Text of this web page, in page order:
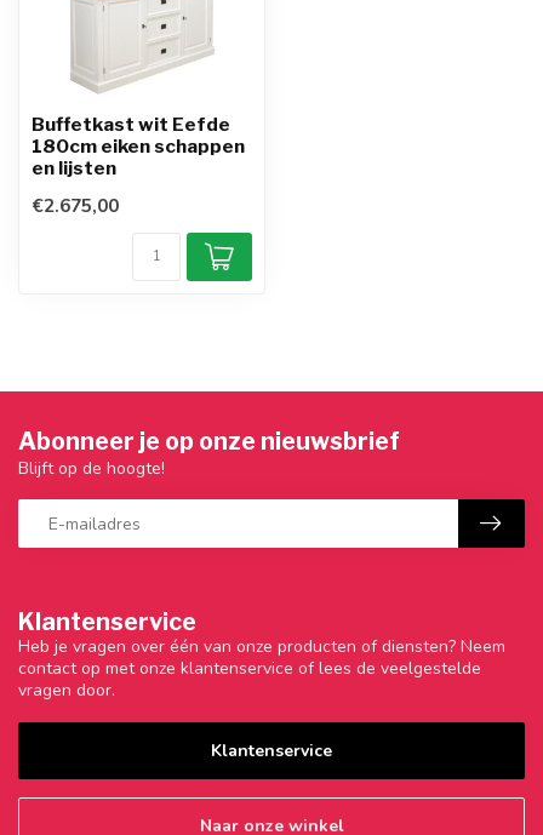
Buffetkast wit Eefde
180cm eiken schappen
en lijsten
€2.675,00
Klantenservice
Heb je vragen over één van onze producten of diensten? Neem
contact op met onze klantenservice of lees de veelgestelde
vragen door.
Klantenservice
Naar onze winkel
Abonneer je op onze nieuwsbrief
Blijft op de hoogte!